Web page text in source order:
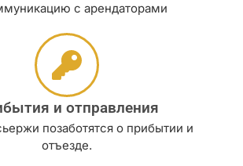
с арендаторами
и отправления
позаботятся о прибытии и
отъезде.